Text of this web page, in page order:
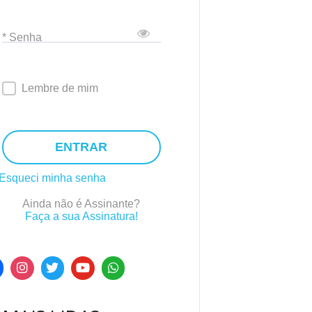
* Senha
Lembre de mim
ENTRAR
Esqueci minha senha
Ainda não é Assinante?
Faça a sua Assinatura!